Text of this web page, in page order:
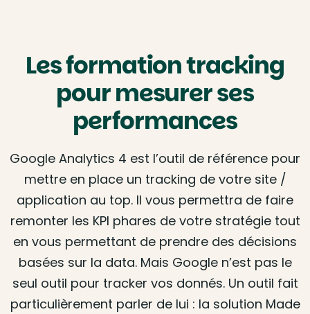
Les formation tracking
pour mesurer ses
performances
Google Analytics 4 est l’outil de référence pour
mettre en place un tracking de votre site /
application au top. Il vous permettra de faire
remonter les KPI phares de votre stratégie tout
en vous permettant de prendre des décisions
basées sur la data. Mais Google n’est pas le
seul outil pour tracker vos donnés. Un outil fait
particulièrement parler de lui : la solution Made